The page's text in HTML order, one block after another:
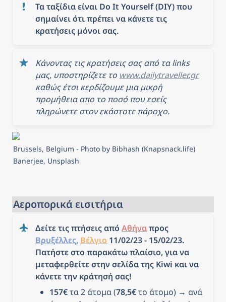
Τα ταξίδια είναι Do It Yourself (DIY) που
σημαίνει ότι πρέπει να κάνετε τις
κρατήσεις μόνοι σας.
Κάνοντας τις κρατήσεις σας από τα links
μας, υποστηρίζετε το www.dailytraveller.gr
καθώς έτσι κερδίζουμε μια μικρή
προμήθεια απο το ποσό που εσείς
πληρώνετε στον εκάστοτε πάροχο.
Brussels, Belgium - Photo by Bibhash (Knapsnack.life)
Banerjee, Unsplash
Αεροπορικά εισιτήρια
Δείτε τις πτήσεις από Αθήνα
Βρυξέλλες, Βέλγιο 11/02/23 - 15/02/23.
Πατήστε στο παρακάτω πλαίσιο, για να
μεταφερθείτε στην σελίδα της Kiwi και να
κάνετε την κράτησή σας!
157€ τα 2 άτομα (78,5€ το άτομο) → ανά